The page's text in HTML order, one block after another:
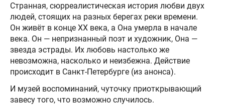
Странная, сюрреалистическая история любви двух
людей, стоящих на разных берегах реки времени.
Он живёт в конце ХХ века, а Она умерла в начале
века. Он — непризнанный поэт и художник, Она —
звезда эстрады. Их любовь настолько же
невозможна, насколько и неизбежна. Действие
происходит в Санкт-Петербурге (из анонса).
И музей воспоминаний, чуточку приоткрывающий
завесу того, что возможно случилось.